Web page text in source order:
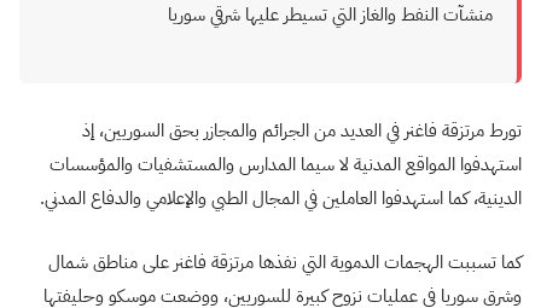
منشآت النفط والغاز التي تسيطر عليها شرقي سوريا
تورط مرتزقة فاغنر في العديد من الجرائم والمجازر بحق السوريين، إذ
استهدفوا المواقع المدنية لا سيما المدارس والمستشفيات والمؤسسات
الدينية، كما استهدفوا العاملين في المجال الطبي والإعلامي والدفاع المدني.
كما تسببت الهجمات الدموية التي نفذها مرتزقة فاغنر على مناطق شمال
وشرق سوريا في عمليات نزوح كبيرة للسوريين، ووضعت موسكو وحليفتها